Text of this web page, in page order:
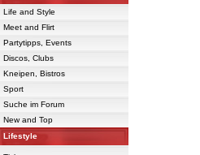
Life and Style
Meet and Flirt
Partytipps, Events
Discos, Clubs
Kneipen, Bistros
Sport
Suche im Forum
New and Top
Lifestyle